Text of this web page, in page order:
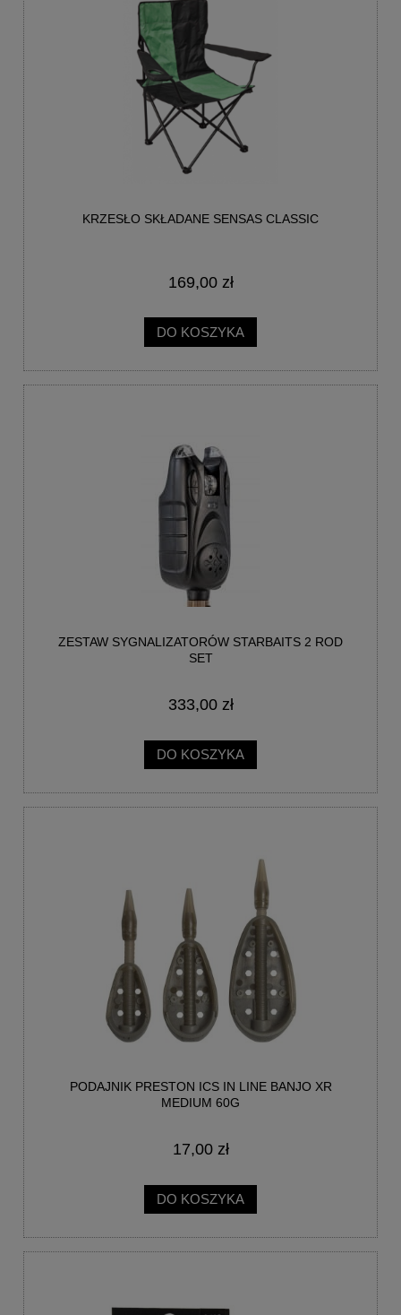
KRZESŁO SKŁADANE SENSAS CLASSIC
169,00 zł
DO KOSZYKA
ZESTAW SYGNALIZATORÓW STARBAITS 2 ROD
SET
333,00 zł
DO KOSZYKA
PODAJNIK PRESTON ICS IN LINE BANJO XR
MEDIUM 60G
17,00 zł
DO KOSZYKA